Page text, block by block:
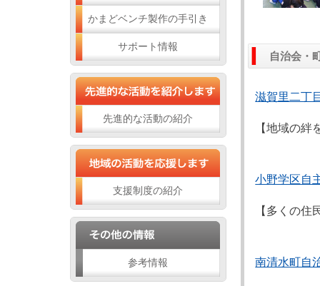
かまどベンチ製作の手引き
サポート情報
先進的な活動の紹介
支援制度の紹介
参考情報
自治会・
滋賀里二丁
【地域の絆
小野学区自
【多くの
南清水町自